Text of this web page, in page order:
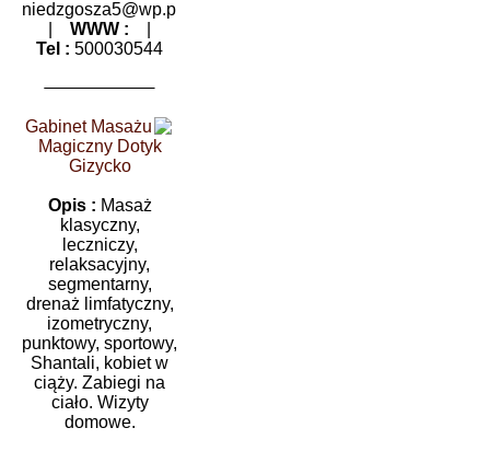
niedzgosza5@wp.pl
WWW :
Tel : 500030544
Gabinet Masażu
Magiczny Dotyk
Gizycko
Opis : Masaż
klasyczny,
leczniczy,
relaksacyjny,
segmentarny,
drenaż limfatyczny,
izometryczny,
punktowy, sportowy,
Shantali, kobiet w
ciąży. Zabiegi na
ciało. Wizyty
domowe.